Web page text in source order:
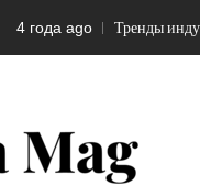
4 года ago Тренды